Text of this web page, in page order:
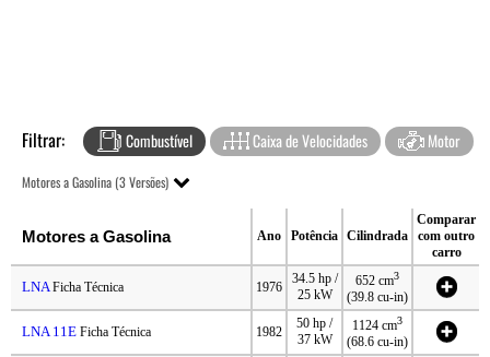
Filtrar: Combustível Caixa de Velocidades Motor
Motores a Gasolina (3 Versões)
Motores a Gasolina Ano Potência Cilindrada
Comparar
com outro
carro
LNA Ficha Técnica 1976
34.5 hp /
25 kW
652 cm3
(39.8 cu-in)
LNA 11E Ficha Técnica 1982
50 hp /
37 kW
1124 cm3
(68.6 cu-in)